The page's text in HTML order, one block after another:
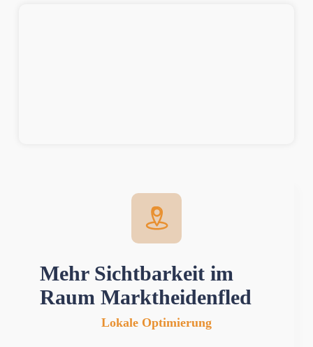
Mehr Sichtbarkeit im
Raum Marktheidenfled
Lokale Optimierung